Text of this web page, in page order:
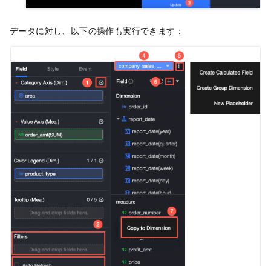
データに対し、以下の操作も実行できます：